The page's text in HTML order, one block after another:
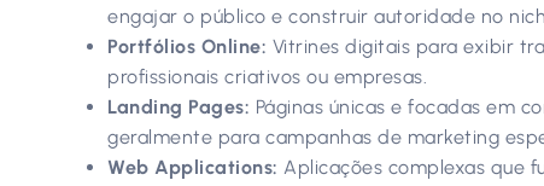
engajar o público e construir autoridade no
Portfólios Online: Vitrines digitais para exibir
profissionais criativos ou empresas.
Landing Pages: Páginas únicas e focadas em
geralmente para campanhas de marketing
Web Applications: Aplicações complexas que